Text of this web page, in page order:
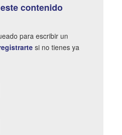
contenido
para escribir un
si no tienes ya